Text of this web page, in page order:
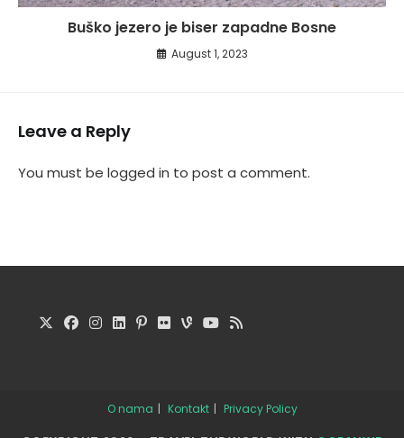
Buško jezero je biser zapadne Bosne
August 1, 2023
Leave a Reply
You must be logged in to post a comment.
O nama Kontakt Privacy Policy